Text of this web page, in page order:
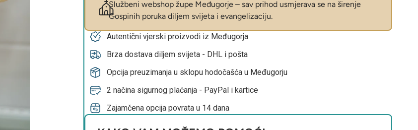
Službeni webshop župe Međugorje – sav prihod usmjerava se na širenje
Gospinih poruka diljem svijeta i evangelizaciju.
Autentični vjerski proizvodi iz Međugorja
Brza dostava diljem svijeta - DHL i pošta
Opcija preuzimanja u sklopu hodočašća u Međugorju
2 načina sigurnog plaćanja - PayPal i kartice
Zajamčena opcija povrata u 14 dana